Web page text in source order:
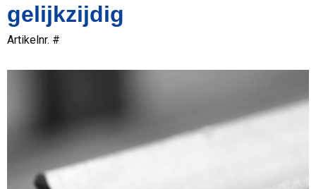
gelijkzijdig
Artikelnr. #